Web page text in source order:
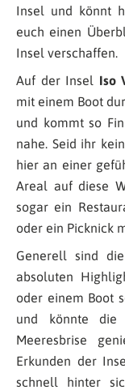
Insel und könnt
euch einen
Insel verschaffen.
Auf der Insel Iso
mit einem Boot
und kommt so
nahe. Seid ihr
hier an einer
Areal auf diese
sogar ein
oder ein Picknick
Generell sind die
absoluten
oder einem Boot
und könnte
Meeresbrise
Erkunden der
schnell hinter